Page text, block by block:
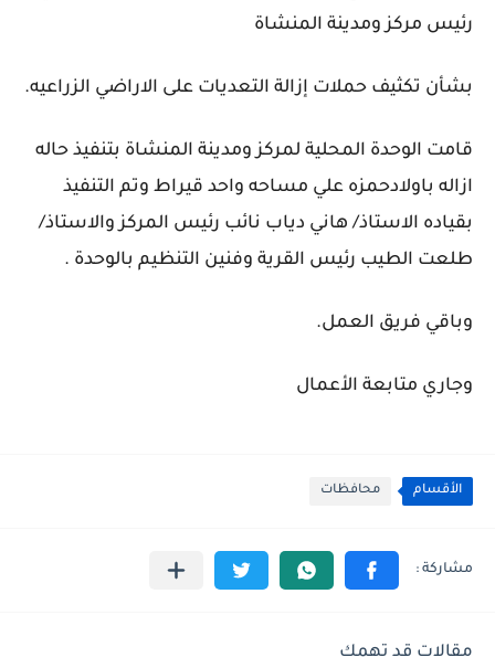
رئيس مركز ومدينة المنشاة
بشأن تكثيف حملات إزالة التعديات على الاراضي الزراعيه.
قامت الوحدة المحلية لمركز ومدينة المنشاة بتنفيذ حاله
ازاله باولادحمزه علي مساحه واحد قيراط وتم التنفيذ
بقياده الاستاذ/ هاني دياب نائب رئيس المركز والاستاذ/
طلعت الطيب رئيس القرية وفنين التنظيم بالوحدة .
وباقي فريق العمل.
وجاري متابعة الأعمال
الأقسام محافظات
مقالات قد تهمك